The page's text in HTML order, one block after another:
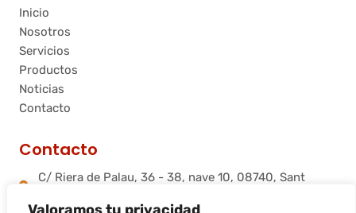
Inicio
Nosotros
Servicios
Productos
Noticias
Contacto
Contacto
C/ Riera de Palau, 36 - 38, nave 10, 08740, Sant